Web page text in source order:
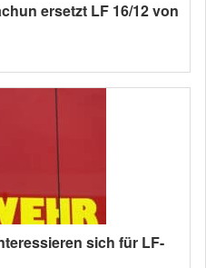
ersetzt LF 16/12 von
sich für LF-